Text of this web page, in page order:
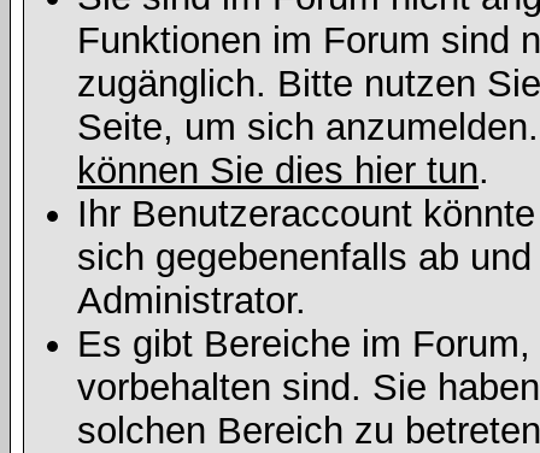
Funktionen im Forum sind
zugänglich. Bitte nutzen
Seite, um sich
können Sie dies hier tun.
Ihr Benutzeraccount
sich gegebenenfalls ab
Administrator.
Es gibt Bereiche im
vorbehalten sind. Sie
solchen Bereich zu